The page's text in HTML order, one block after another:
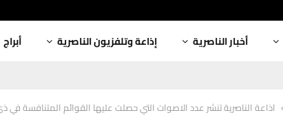
أخبار الناصرية إذاعة وتلفزيون الناصرية أبراج
اذاعة الناصرية تنشر عدد الاصوات التي حصلت عليها القوائم المتنافسة في